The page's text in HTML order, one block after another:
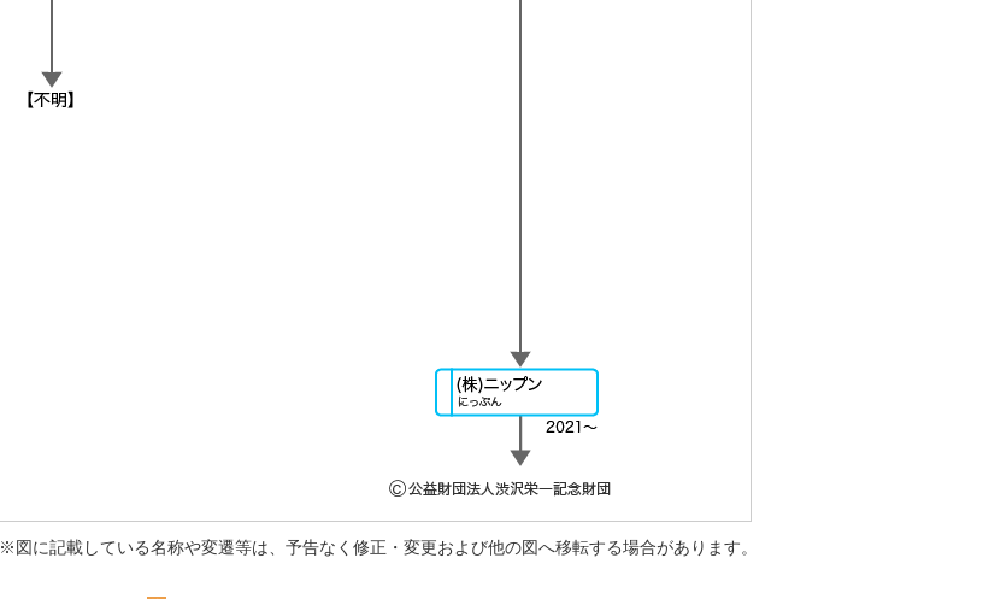
※図に記載している名称や変遷等は、予告なく修正・変更および他の図へ移転する場合があります。